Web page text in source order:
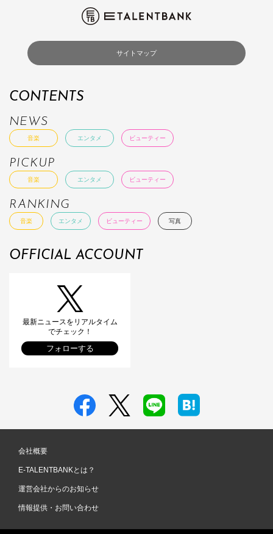
サイトマップ
CONTENTS
NEWS
音楽 エンタメ ビューティー
PICKUP
音楽 エンタメ ビューティー
RANKING
音楽 エンタメ ビューティー 写真
OFFICIAL ACCOUNT
最新ニュースをリアルタイム
でチェック！
フォローする
会社概要
E-TALENTBANKとは？
運営会社からのお知らせ
情報提供・お問い合わせ